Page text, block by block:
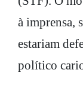
à imprensa,
estariam
político